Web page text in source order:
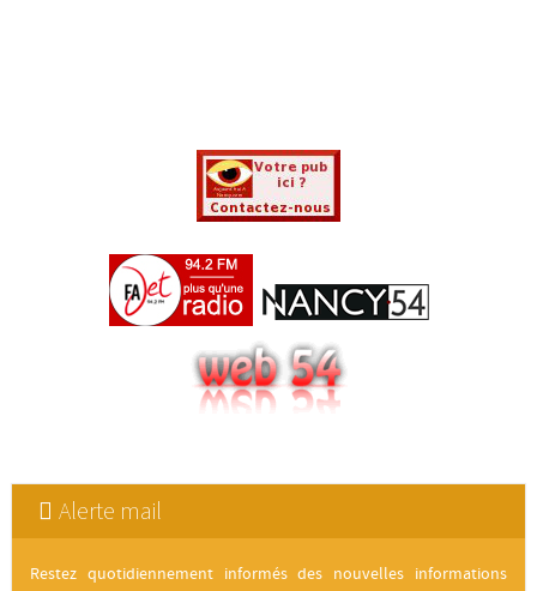
Alerte mail
Restez quotidiennement informés des nouvelles informations